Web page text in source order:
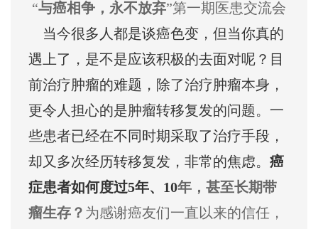
“与癌相争，永不放弃”第一期医患交流会
当今很多人都是谈癌色变，但当你真的
遇上了，是不是应该积极的去面对呢？目
前治疗肿瘤的难题，除了治疗肿瘤本身，
更令人担心的是肿瘤转移复发的问题。一
些患者已经在不同时期采取了治疗手段，
却又多次经历转移复发，非常的焦虑。 癌
症患者如何度过5年、10年，甚至长期带
瘤生存？ 为感谢癌友们一直以来的信任，